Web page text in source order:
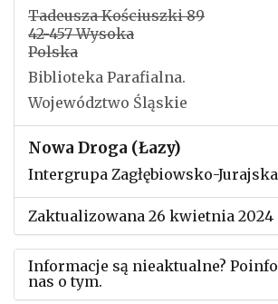
Tadeusza Kościuszki 89
42-457 Wysoka
Polska
Biblioteka Parafialna.
Województwo Śląskie
Nowa Droga (Łazy)
Intergrupa Zagłębiowsko-Jurajska
Zaktualizowana 26 kwietnia 2024
Informacje są nieaktualne?
nas o tym.